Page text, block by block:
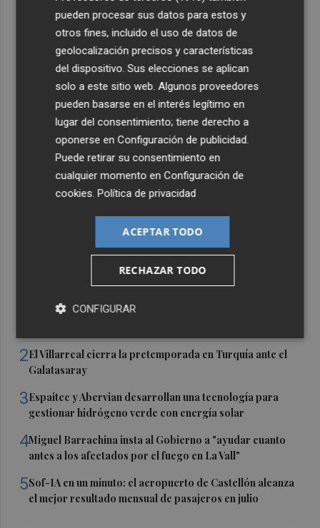
Últimas Noticias
cirugía y el ingreso en pacientes con nódulos benignos
2El Villarreal cierra la pretemporada en Turquía ante el
Galatasaray
3Espaitec y Abervian desarrollan una tecnología para
gestionar hidrógeno verde con energía solar
4Miguel Barrachina insta al Gobierno a "ayudar cuanto
antes a los afectados por el fuego en La Vall"
5Sof-IA en un minuto: el aeropuerto de Castellón alcanza
el mejor resultado mensual de pasajeros en julio
pueden procesar sus datos para estos y
otros fines, incluido el uso de datos de
geolocalización precisos y características
del dispositivo. Sus elecciones se aplican
solo a este sitio web. Algunos proveedores
pueden basarse en el interés legítimo en
lugar del consentimiento; tiene derecho a
oponerse enConfiguración de publicidad
Puede retirar su consentimiento en
cualquier momento enConfiguración de
cookies .Política de privacidad
ACEPTAR TODO
RECHAZAR TODO
CONFIGURAR